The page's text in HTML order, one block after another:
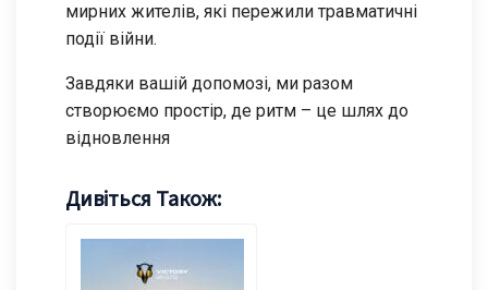
мирних жителів, які пережили травматичні
події війни.
Завдяки вашій допомозі, ми разом
створюємо простір, де ритм – це шлях до
відновлення
Дивіться Також: